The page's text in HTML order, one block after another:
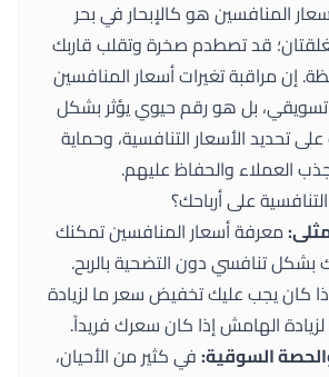
المنافسين هو كالإبحار في بحر
قد تصطدم صخرة وتقلب قاربك
إن مراقبة تغيرات أسعار المنافسين
بل هو رقم حيوي يؤثر بشكل
تحديد الأسعار التنافسية، وحماية
العملاء والحفاظ عليهم.
على أرباحك؟
معرفة أسعار المنافسين تمكنك
بشكل تنافسي دون التضحية بالربح.
كان يجب عليك تخفيض سعر ما لزيادة
الهامش إذا كان سعرك فريداً.
السوقية:في كثير من الأحيان،